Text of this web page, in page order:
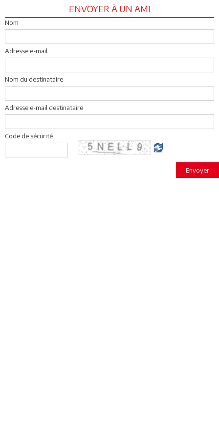
ENVOYER À UN AMI
Nom
Adresse e-mail
Nom du destinataire
Adresse e-mail destinataire
Code de sécurité
Envoyer